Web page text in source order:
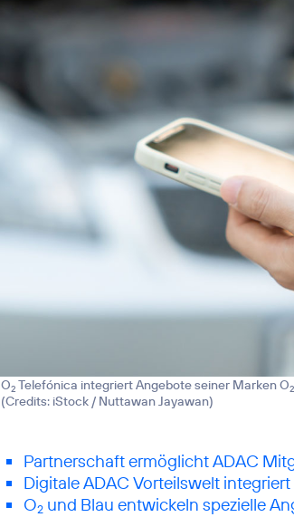
O2 Telefónica integriert Angebote seiner Marken O2
(Credits: iStock / Nuttawan Jayawan)
Partnerschaft ermöglicht ADAC
Digitale ADAC Vorteilswelt
O2 und Blau entwickeln spezielle